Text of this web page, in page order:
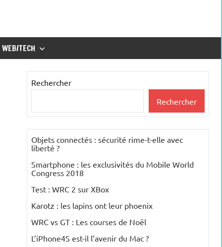
WEB/TECH
Rechercher
Rechercher
Objets connectés : sécurité rime-t-elle avec
liberté ?
Smartphone : les exclusivités du Mobile World
Congress 2018
Test : WRC 2 sur XBox
Karotz : les lapins ont leur phoenix
WRC vs GT : Les courses de Noël
L’iPhone4S est-il l’avenir du Mac ?